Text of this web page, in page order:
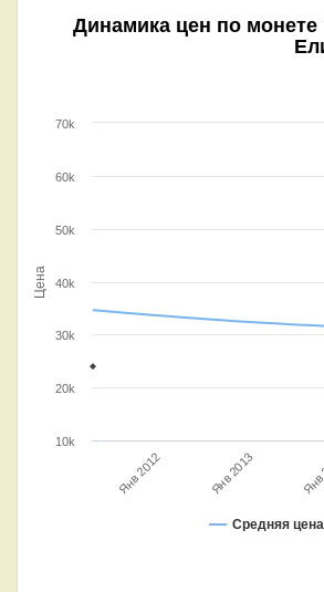
Динамика цен по монете
Цена
Средняя цена
Янв 2012 Янв 2013
10k
20k
30k
40k
50k
60k
70k